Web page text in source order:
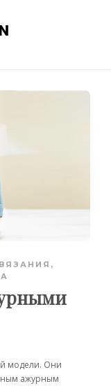
,
модели. Они
ажурным